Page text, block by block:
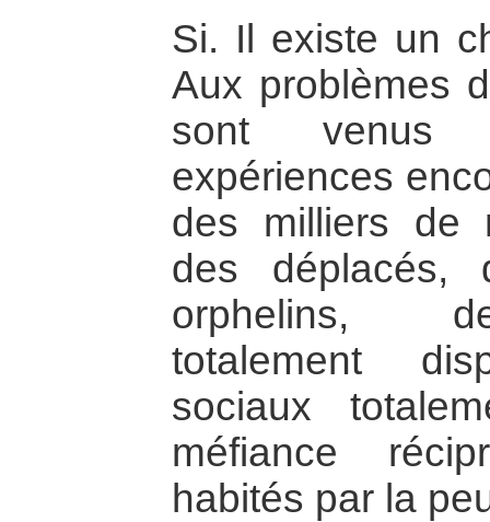
Si. Il existe un
Aux problèmes
sont venus
expériences
des milliers de
des déplacés,
orphelins,
totalement
sociaux
méfiance
habités par la